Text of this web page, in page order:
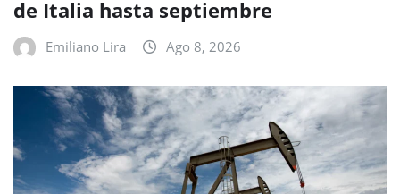
de Italia hasta septiembre
Emiliano Lira Ago 8, 2026